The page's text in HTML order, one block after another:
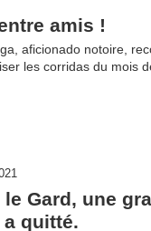
amis !
aficionado notoire,
les corridas du mois
le Gard, une
quitté.